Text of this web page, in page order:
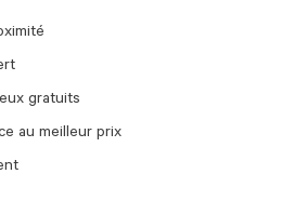
gratuits
au meilleur prix